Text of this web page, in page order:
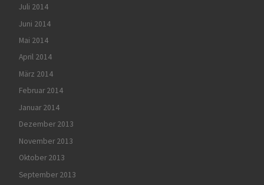
Juli 2014
Juni 2014
Mai 2014
April 2014
März 2014
Februar 2014
Januar 2014
Dezember 2013
November 2013
Oktober 2013
September 2013